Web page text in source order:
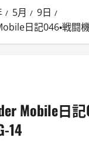
5月
9日
日記046・戦闘
Mobile日記
14